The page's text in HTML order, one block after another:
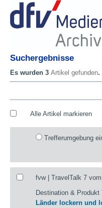
Suchergebnisse
Es wurden 3 Artikel gefunden.
Alle Artikel markieren
Trefferumgebung
fvw | TravelTalk 7
Destination & Produkt
Länder lockern und